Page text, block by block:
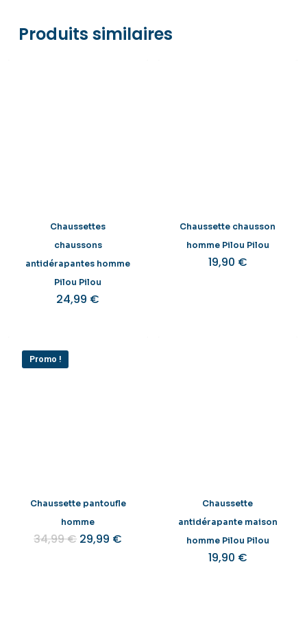
Produits similaires
Chaussettes
chaussons
antidérapantes homme
Pilou Pilou
24,99 €
Chaussette chausson
homme Pilou Pilou
19,90 €
Promo !
Chaussette pantoufle
homme
34,99€ Le
prix
29,99 €
Chaussette
antidérapante maison
homme Pilou Pilou
19,90 €